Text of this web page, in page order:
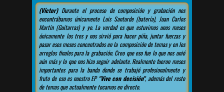
(Víctor)Durante el proceso de composición y grabación nos
encontrábamos únicamente Luis Santurde (batería), Juan Carlos
Martín (Guitarras) y yo. La verdad es que estuvimos unos meses
únicamente los tres y nos sirvió para hacer piña, juntar fuerzas y
pasar esos meses concentrados en la composición de temas y en los
arreglos finales para la grabación. Creo que eso fue lo que nos unió
aún más y lo que nos hizo seguir adelante. Realmente fueron meses
importantes para la banda donde se trabajó profesionalmente y
fruto de eso es nuestro EP "Vive con decisión", además del resto
de temas que actualmente tocamos en directo.